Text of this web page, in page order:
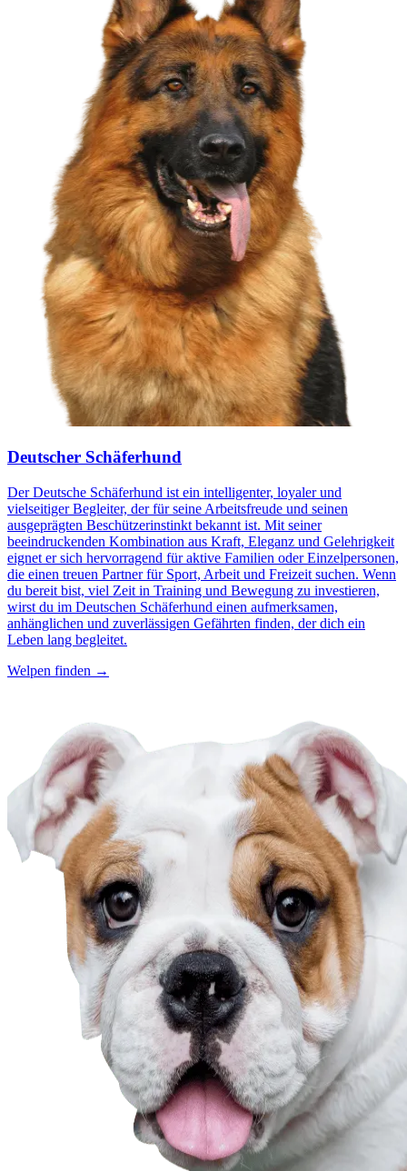
Deutscher Schäferhund
Der Deutsche Schäferhund ist ein intelligenter, loyaler und
vielseitiger Begleiter, der für seine Arbeitsfreude und seinen
ausgeprägten Beschützerinstinkt bekannt ist. Mit seiner
beeindruckenden Kombination aus Kraft, Eleganz und Gelehrigkeit
eignet er sich hervorragend für aktive Familien oder Einzelpersonen,
die einen treuen Partner für Sport, Arbeit und Freizeit suchen. Wenn
du bereit bist, viel Zeit in Training und Bewegung zu investieren,
wirst du im Deutschen Schäferhund einen aufmerksamen,
anhänglichen und zuverlässigen Gefährten finden, der dich ein
Leben lang begleitet.
Welpen finden →